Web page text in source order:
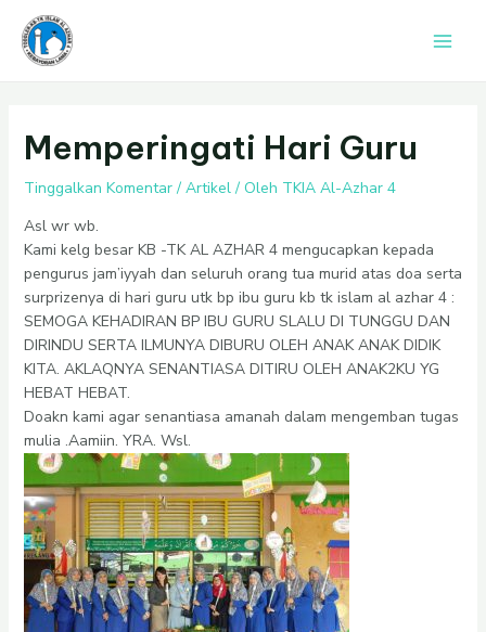
Lewati
konten
Memperingati Hari Guru
Tinggalkan Komentar / Artikel/ Oleh TKIA Al-Azhar 4
Asl wr wb.
Kami kelg besar KB -TK AL AZHAR 4 mengucapkan kepada
pengurus jam’iyyah dan seluruh orang tua murid atas doa serta
surprizenya di hari guru utk bp ibu guru kb tk islam al azhar 4 :
SEMOGA KEHADIRAN BP IBU GURU SLALU DI TUNGGU DAN
DIRINDU SERTA ILMUNYA DIBURU OLEH ANAK ANAK DIDIK
KITA. AKLAQNYA SENANTIASA DITIRU OLEH ANAK2KU YG
HEBAT HEBAT.
Doakn kami agar senantiasa amanah dalam mengemban tugas
mulia .Aamiin. YRA. Wsl.
navigation